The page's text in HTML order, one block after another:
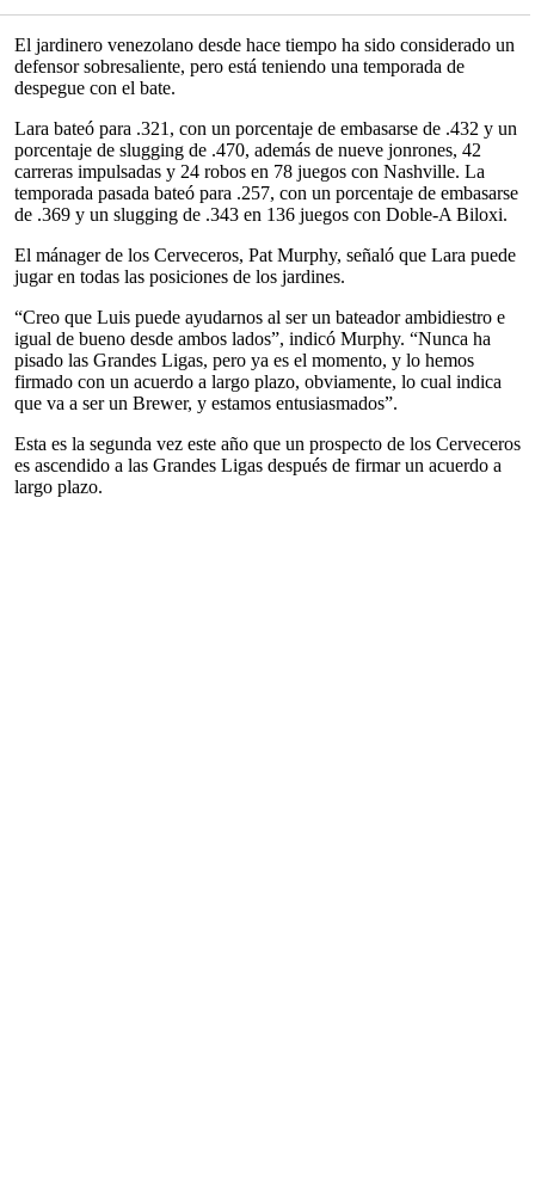
El jardinero venezolano desde hace tiempo ha sido considerado un
defensor sobresaliente, pero está teniendo una temporada de
despegue con el bate.
Lara bateó para .321, con un porcentaje de embasarse de .432 y un
porcentaje de slugging de .470, además de nueve jonrones, 42
carreras impulsadas y 24 robos en 78 juegos con Nashville. La
temporada pasada bateó para .257, con un porcentaje de embasarse
de .369 y un slugging de .343 en 136 juegos con Doble-A Biloxi.
El mánager de los Cerveceros, Pat Murphy, señaló que Lara puede
jugar en todas las posiciones de los jardines.
“Creo que Luis puede ayudarnos al ser un bateador ambidiestro e
igual de bueno desde ambos lados”, indicó Murphy. “Nunca ha
pisado las Grandes Ligas, pero ya es el momento, y lo hemos
firmado con un acuerdo a largo plazo, obviamente, lo cual indica
que va a ser un Brewer, y estamos entusiasmados”.
Esta es la segunda vez este año que un prospecto de los Cerveceros
es ascendido a las Grandes Ligas después de firmar un acuerdo a
largo plazo.